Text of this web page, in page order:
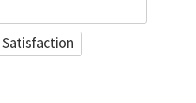
Satisfaction